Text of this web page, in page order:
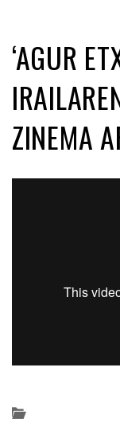
‘AGUR
ZINEMA